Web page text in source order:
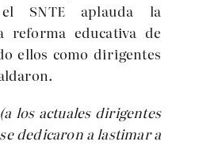
SNTE aplauda la
reforma educativa de
ellos como dirigentes
los actuales dirigentes
dedicaron a lastimar a